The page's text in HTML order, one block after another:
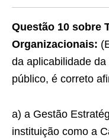
Questão 10 sobre
Organizacionais:
da aplicabilidade
público, é correto
a) a Gestão
instituição como a